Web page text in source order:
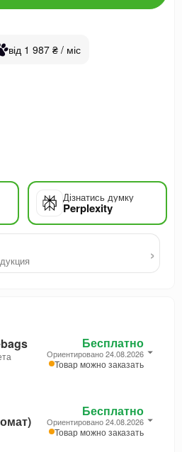
від 1 987 ₴ / міс
Дізнатись думку
Perplexity
›
Бесплатно
Ориентировано 24.08.2026
Товар можно заказать
Бесплатно
Ориентировано 24.08.2026
Товар можно заказать